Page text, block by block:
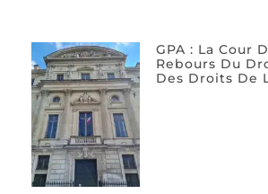
GPA : La Cour
Rebours Du
Des Droits De